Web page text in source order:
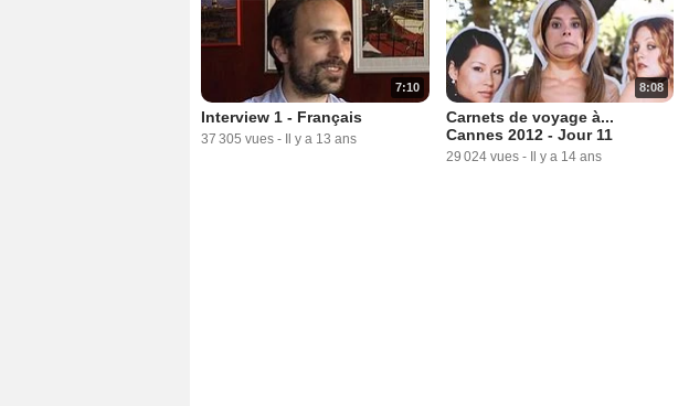
7:10
Interview 1 - Français
37 305 vues - Il y a 13 ans
8:08
Carnets de voyage à...
Cannes 2012 - Jour 11
29 024 vues - Il y a 14 ans